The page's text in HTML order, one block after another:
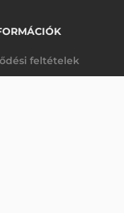
feltételek